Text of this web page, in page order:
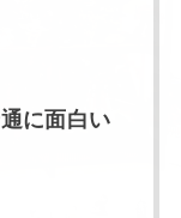
に面白い